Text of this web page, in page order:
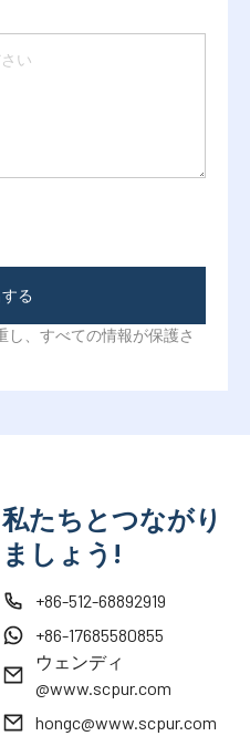
る
、すべての情報が保護さ
私たちとつながり
ましょう!
+86-512-68892919
+86-17685580855
ウェンディ
@www.scpur.com
hongc@www.scpur.com